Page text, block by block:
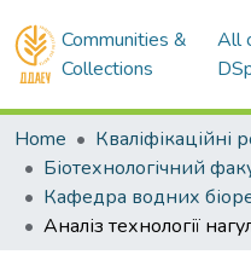
Communities &
Collections
All
Home